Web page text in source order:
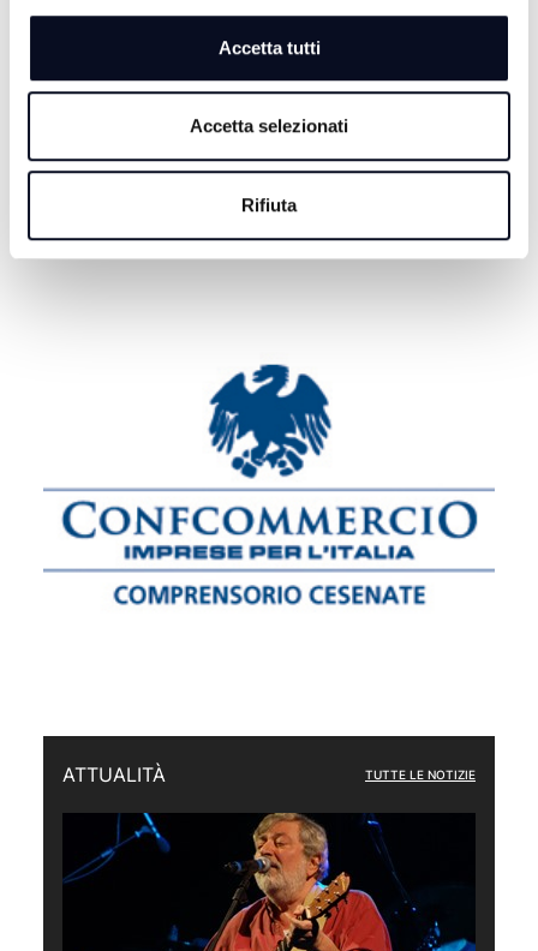
Accetta tutti
Accetta selezionati
Rifiuta
GALLIPOLI: Ragazzo 19enne morto in mare, era nipote
consigliera E-R Elena Ugolini
MOTORI: Ottimo rientro per Bezzecchi, è terzo nella
ATTUALITÀ TUTTE LE NOTIZIE